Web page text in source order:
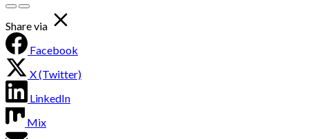
Share via
Facebook
X (Twitter)
LinkedIn
Mix